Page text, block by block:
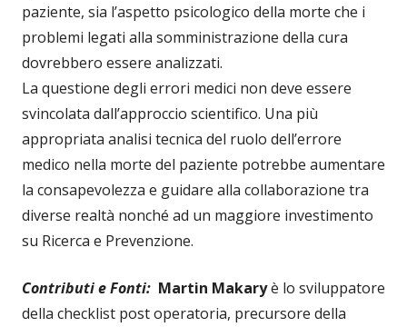
paziente, sia l’aspetto psicologico della morte che i
problemi legati alla somministrazione della cura
dovrebbero essere analizzati.
La questione degli errori medici non deve essere
svincolata dall’approccio scientifico. Una più
appropriata analisi tecnica del ruolo dell’errore
medico nella morte del paziente potrebbe aumentare
la consapevolezza e guidare alla collaborazione tra
diverse realtà nonché ad un maggiore investimento
su Ricerca e Prevenzione.
Contributi e Fonti: Martin Makaryè lo sviluppatore
della checklist post operatoria, precursore della